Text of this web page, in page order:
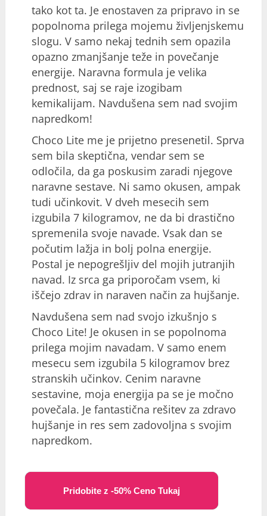
tako kot ta. Je enostaven za pripravo in se
popolnoma prilega mojemu življenjskemu
slogu. V samo nekaj tednih sem opazila
opazno zmanjšanje teže in povečanje
energije. Naravna formula je velika
prednost, saj se raje izogibam
kemikalijam. Navdušena sem nad svojim
napredkom!
Choco Lite me je prijetno presenetil. Sprva
sem bila skeptična, vendar sem se
odločila, da ga poskusim zaradi njegove
naravne sestave. Ni samo okusen, ampak
tudi učinkovit. V dveh mesecih sem
izgubila 7 kilogramov, ne da bi drastično
spremenila svoje navade. Vsak dan se
počutim lažja in bolj polna energije.
Postal je nepogrešljiv del mojih jutranjih
navad. Iz srca ga priporočam vsem, ki
iščejo zdrav in naraven način za hujšanje.
Navdušena sem nad svojo izkušnjo s
Choco Lite! Je okusen in se popolnoma
prilega mojim navadam. V samo enem
mesecu sem izgubila 5 kilogramov brez
stranskih učinkov. Cenim naravne
sestavine, moja energija pa se je močno
povečala. Je fantastična rešitev za zdravo
hujšanje in res sem zadovoljna s svojim
napredkom.
Pridobite z -50% Ceno Tukaj